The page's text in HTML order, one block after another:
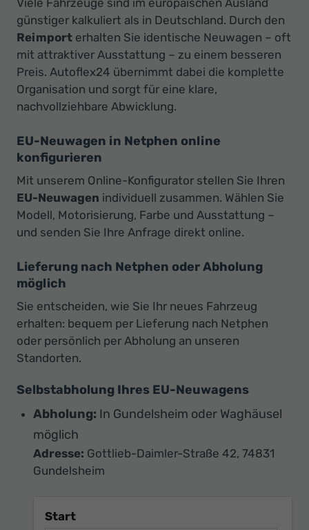
Viele Fahrzeuge sind im europäischen Ausland
günstiger kalkuliert als in Deutschland. Durch den
Reimport erhalten Sie identische Neuwagen – oft
mit attraktiver Ausstattung – zu einem besseren
Preis. Autoflex24 übernimmt dabei die komplette
Organisation und sorgt für eine klare,
nachvollziehbare Abwicklung.
EU-Neuwagen in Netphen online
konfigurieren
Mit unserem Online-Konfigurator stellen Sie Ihren
EU-Neuwagen individuell zusammen. Wählen Sie
Modell, Motorisierung, Farbe und Ausstattung –
und senden Sie Ihre Anfrage direkt online.
Lieferung nach Netphen oder Abholung
möglich
Sie entscheiden, wie Sie Ihr neues Fahrzeug
erhalten: bequem per Lieferung nach Netphen
oder persönlich per Abholung an unseren
Standorten.
Selbstabholung Ihres EU-Neuwagens
Abholung: In Gundelsheim oder Waghäusel
möglich
Adresse: Gottlieb-Daimler-Straße 42, 74831
Gundelsheim
Start